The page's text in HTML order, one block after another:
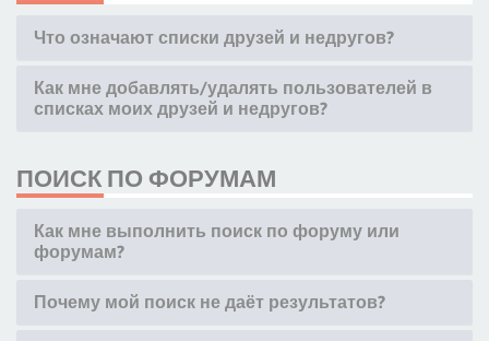
Что означают списки друзей и недругов?
Как мне добавлять/удалять пользователей в
списках моих друзей и недругов?
ПОИСК ПО ФОРУМАМ
Как мне выполнить поиск по форуму или
форумам?
Почему мой поиск не даёт результатов?